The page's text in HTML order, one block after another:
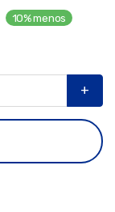
10% menos
+